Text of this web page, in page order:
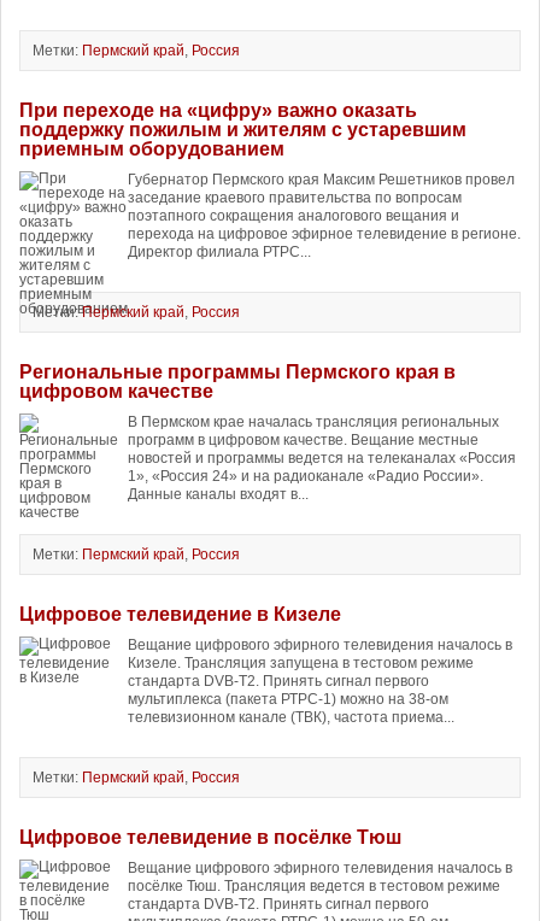
Метки: Пермский край, Россия
При переходе на «цифру» важно оказать
поддержку пожилым и жителям с устаревшим
приемным оборудованием
Губернатор Пермского края Максим Решетников провел
заседание краевого правительства по вопросам
поэтапного сокращения аналогового вещания и
перехода на цифровое эфирное телевидение в регионе.
Директор филиала РТРС...
Метки:Пермский край, Россия
Региональные программы Пермского края в
цифровом качестве
В Пермском крае началась трансляция региональных
программ в цифровом качестве. Вещание местные
новостей и программы ведется на телеканалах «Россия
1», «Россия 24» и на радиоканале «Радио России».
Данные каналы входят в...
Метки: Пермский край, Россия
Цифровое телевидение в Кизеле
Вещание цифрового эфирного телевидения началось в
Кизеле. Трансляция запущена в тестовом режиме
стандарта DVB-T2. Принять сигнал первого
мультиплекса (пакета РТРС-1) можно на 38-ом
телевизионном канале (ТВК), частота приема...
Метки: Пермский край, Россия
Цифровое телевидение в посёлке Тюш
Вещание цифрового эфирного телевидения началось в
посёлке Тюш. Трансляция ведется в тестовом режиме
стандарта DVB-T2. Принять сигнал первого